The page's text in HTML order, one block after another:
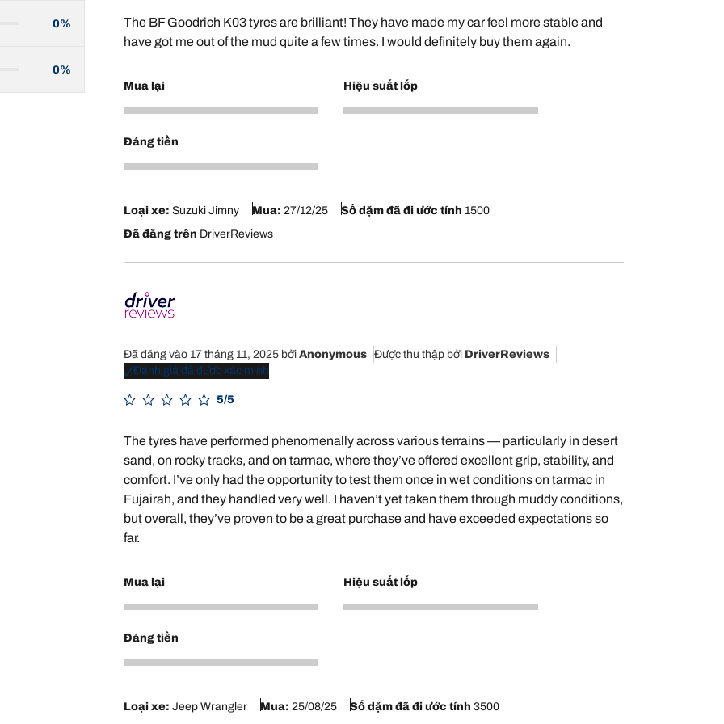
0%
0%
The BF Goodrich K03 tyres are brilliant! They have made my car feel more stable and
have got me out of the mud quite a few times. I would definitely buy them again.
Mua lại
5
Hiệu suất lốp
4
Đáng tiền
4
Loại xe: Suzuki Jimny Mua: 27/12/25 Số dặm đã đi ước tính 1500
Đã đăng trên DriverReviews
Đã đăng vào 17 tháng 11, 2025 bởi Anonymous Được thu thập bởi DriverReviews
Đánh giá đã được xác minh
5/5
The tyres have performed phenomenally across various terrains — particularly in desert
sand, on rocky tracks, and on tarmac, where they’ve offered excellent grip, stability, and
comfort. I’ve only had the opportunity to test them once in wet conditions on tarmac in
Fujairah, and they handled very well. I haven’t yet taken them through muddy conditions,
but overall, they’ve proven to be a great purchase and have exceeded expectations so
far.
Mua lại
5
Hiệu suất lốp
5
Đáng tiền
5
Loại xe: Jeep Wrangler Mua: 25/08/25 Số dặm đã đi ước tính 3500